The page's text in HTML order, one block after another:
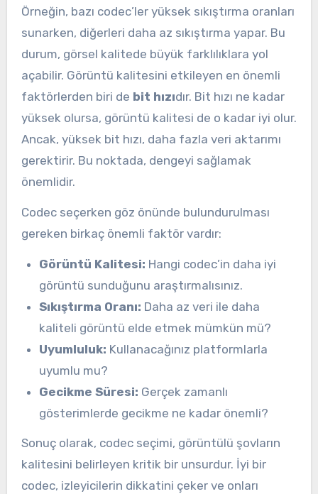
Örneğin, bazı codec’ler yüksek sıkıştırma oranları
sunarken, diğerleri daha az sıkıştırma yapar. Bu
durum, görsel kalitede büyük farklılıklara yol
açabilir. Görüntü kalitesini etkileyen en önemli
faktörlerden biri de bit hızıdır. Bit hızı ne kadar
yüksek olursa, görüntü kalitesi de o kadar iyi olur.
Ancak, yüksek bit hızı, daha fazla veri aktarımı
gerektirir. Bu noktada, dengeyi sağlamak
önemlidir.
Codec seçerken göz önünde bulundurulması
gereken birkaç önemli faktör vardır:
Görüntü Kalitesi: Hangi codec’in daha iyi
görüntü sunduğunu araştırmalısınız.
Sıkıştırma Oranı: Daha az veri ile daha
kaliteli görüntü elde etmek mümkün mü?
Uyumluluk: Kullanacağınız platformlarla
uyumlu mu?
Gecikme Süresi: Gerçek zamanlı
gösterimlerde gecikme ne kadar önemli?
Sonuç olarak, codec seçimi, görüntülü şovların
kalitesini belirleyen kritik bir unsurdur. İyi bir
codec, izleyicilerin dikkatini çeker ve onları